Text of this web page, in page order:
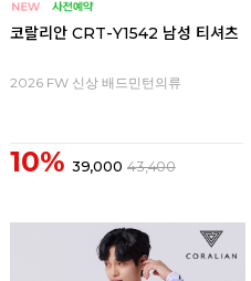
코랄리안 CRT-Y1542 남성 티셔츠
2026 FW 신상 배드민턴의류
10% 39,000 43,400